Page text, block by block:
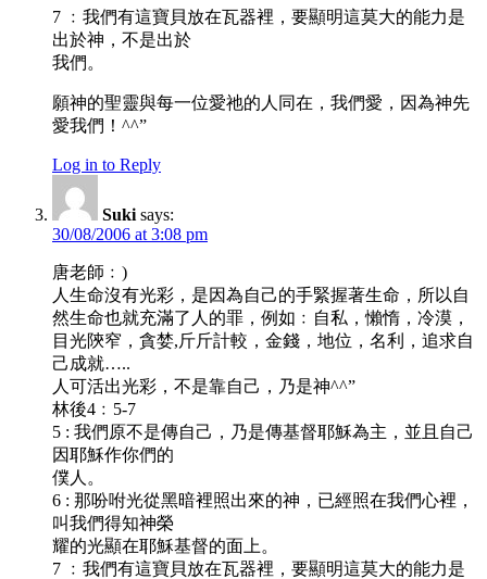
7 ﹕我們有這寶貝放在瓦器裡，要顯明這莫大的能力是
出於神，不是出於
我們。
願神的聖靈與每一位愛祂的人同在，我們愛，因為神先
愛我們！^^”
Log in to Reply
Suki says:
30/08/2006 at 3:08 pm
唐老師﹕)
人生命沒有光彩，是因為自己的手緊握著生命，所以自
然生命也就充滿了人的罪，例如﹕自私，懶惰，冷漠，
目光陝窄，貪婪,斤斤計較，金錢，地位，名利，追求自
己成就…..
人可活出光彩，不是靠自己，乃是神^^”
林後4﹕5-7
5 : 我們原不是傳自己，乃是傳基督耶穌為主，並且自己
因耶穌作你們的
僕人。
6 : 那吩咐光從黑暗裡照出來的神，已經照在我們心裡，
叫我們得知神榮
耀的光顯在耶穌基督的面上。
7 ﹕我們有這寶貝放在瓦器裡，要顯明這莫大的能力是